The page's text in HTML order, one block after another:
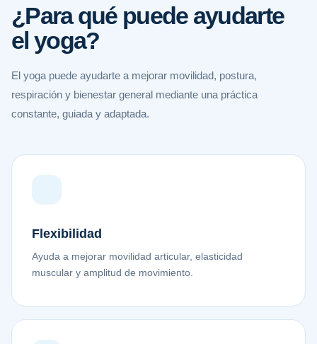
¿Para qué puede ayudarte
el yoga?
El yoga puede ayudarte a mejorar movilidad, postura,
respiración y bienestar general mediante una práctica
constante, guiada y adaptada.
Flexibilidad
Ayuda a mejorar movilidad articular, elasticidad
muscular y amplitud de movimiento.